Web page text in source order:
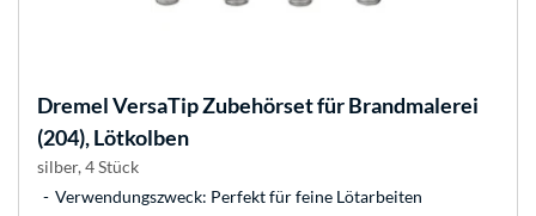
DremelVersaTip Zubehörset für Brandmalerei
(204), Lötkolben
silber, 4 Stück
Verwendungszweck: Perfekt für feine Lötarbeiten